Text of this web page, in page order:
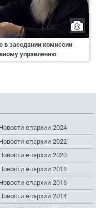
в заседании комиссии
управлению
епархии 2024
епархии 2022
епархии 2020
епархии 2018
епархии 2016
епархии 2014